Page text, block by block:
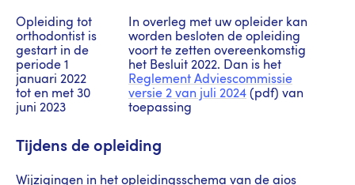
Opleiding tot
orthodontist is
gestart in de
periode 1
januari 2022
tot en met 30
juni 2023
In overleg met uw opleider kan
worden besloten de opleiding
voort te zetten overeenkomstig
het Besluit 2022. Dan is het
Reglement Adviescommissie
versie 2 van juli 2024 (pdf) van
toepassing
Tijdens de opleiding
Wijzigingen in het opleidingsschema van de aios